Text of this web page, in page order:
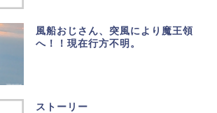
風船おじさん、突風により魔王領
へ！！現在行方不明。
ストーリー